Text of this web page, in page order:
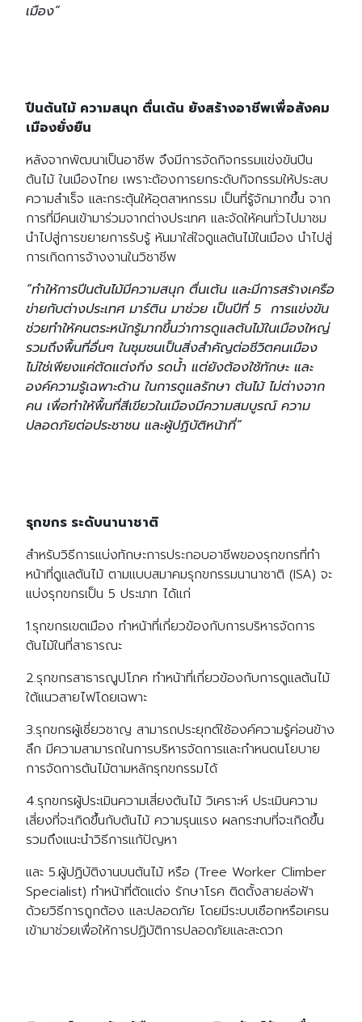
เมือง”
ปีนต้นไม้ ความสนุก ตื่นเต้น ยังสร้างอาชีพเพื่อสังคม
เมืองยั่งยืน
หลังจากพัฒนาเป็นอาชีพ จึงมีการจัดกิจกรรมแข่งขันปีน
ต้นไม้ ในเมืองไทย เพราะต้องการยกระดับกิจกรรมให้ประสบ
ความสำเร็จ และกระตุ้นให้อุตสาหกรรม เป็นที่รู้จักมากขึ้น จาก
การที่มีคนเข้ามาร่วมจากต่างประเทศ และจัดให้คนทั่วไปมาชม
นำไปสู่การขยายการรับรู้ หันมาใส่ใจดูแลต้นไม้ในเมือง นำไปสู่
การเกิดการจ้างงานในวิชาชีพ
“ทำให้การปีนต้นไม้มีความสนุก ตื่นเต้น และมีการสร้างเครือ
ข่ายกับต่างประเทศ มาร์ติน มาช่วย เป็นปีที่ 5 การแข่งขัน
ช่วยทำให้คนตระหนักรู้มากขึ้นว่าการดูแลต้นไม้ในเมืองใหญ่
รวมถึงพื้นที่อื่นๆ ในชุมชนเป็นสิ่งสำคัญต่อชีวิตคนเมือง
ไม่ใช่เพียงแค่ตัดแต่งกิ่ง รดน้ำ แต่ยังต้องใช้ทักษะ และ
องค์ความรู้เฉพาะด้าน ในการดูแลรักษา ต้นไม้ ไม่ต่างจาก
คน เพื่อทำให้พื้นที่สีเขียวในเมืองมีความสมบูรณ์ ความ
ปลอดภัยต่อประชาชน และผู้ปฏิบัติหน้าที่”
รุกขกร ระดับนานาชาติ
สำหรับวิธีการแบ่งทักษะการประกอบอาชีพของรุกขกรที่ทำ
หน้าที่ดูแลต้นไม้ ตามแบบสมาคมรุกขกรรมนานาชาติ (ISA) จะ
แบ่งรุกขกรเป็น 5 ประเภท ได้แก่
1.รุกขกรเขตเมือง ทำหน้าที่เกี่ยวข้องกับการบริหารจัดการ
ต้นไม้ในที่สาธารณะ
2.รุกขกรสาธารณูปโภค ทำหน้าที่เกี่ยวข้องกับการดูแลต้นไม้
ใต้แนวสายไฟโดยเฉพาะ
3.รุกขกรผู้เชี่ยวชาญ สามารถประยุกต์ใช้องค์ความรู้ค่อนข้าง
ลึก มีความสามารถในการบริหารจัดการและกำหนดนโยบาย
การจัดการต้นไม้ตามหลักรุกขกรรมได้
4.รุกขกรผู้ประเมินความเสี่ยงต้นไม้ วิเคราะห์ ประเมินความ
เสี่ยงที่จะเกิดขึ้นกับต้นไม้ ความรุนแรง ผลกระทบที่จะเกิดขึ้น
รวมถึงแนะนำวิธีการแก้ปัญหา
และ 5.ผู้ปฏิบัติงานบนต้นไม้ หรือ (Tree Worker Climber
Specialist) ทำหน้าที่ตัดแต่ง รักษาโรค ติดตั้งสายล่อฟ้า
ด้วยวิธีการถูกต้อง และปลอดภัย โดยมีระบบเชือกหรือเครน
เข้ามาช่วยเพื่อให้การปฏิบัติการปลอดภัยและสะดวก